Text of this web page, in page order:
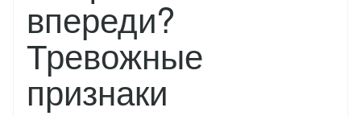
впереди?
Тревожные
признаки